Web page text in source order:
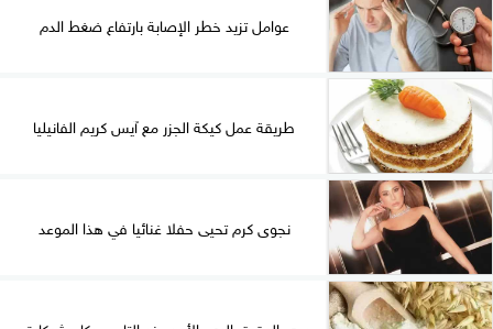
عوامل تزيد خطر الإصابة بارتفاع ضغط الدم
طريقة عمل كيكة الجزر مع آيس كريم الفانيليا
نجوى كرم تحيى حفلا غنائيا في هذا الموعد